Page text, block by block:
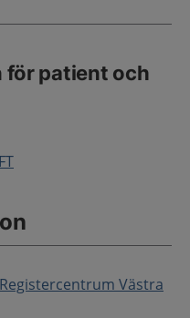
för patient och
Västra